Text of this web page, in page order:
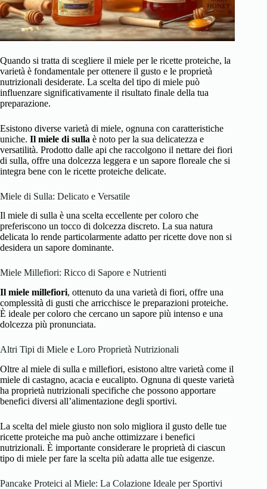
Quando si tratta di scegliere il miele per le ricette proteiche, la
varietà è fondamentale per ottenere il gusto e le proprietà
nutrizionali desiderate. La scelta del tipo di miele può
influenzare significativamente il risultato finale della tua
preparazione.
Esistono diverse varietà di miele, ognuna con caratteristiche
uniche. Il miele di sulla è noto per la sua delicatezza e
versatilità. Prodotto dalle api che raccolgono il nettare dei fiori
di sulla, offre una dolcezza leggera e un sapore floreale che si
integra bene con le ricette proteiche delicate.
Miele di Sulla: Delicato e Versatile
Il miele di sulla è una scelta eccellente per coloro che
preferiscono un tocco di dolcezza discreto. La sua natura
delicata lo rende particolarmente adatto per ricette dove non si
desidera un sapore dominante.
Miele Millefiori: Ricco di Sapore e Nutrienti
Il miele millefiori, ottenuto da una varietà di fiori, offre una
complessità di gusti che arricchisce le preparazioni proteiche.
È ideale per coloro che cercano un sapore più intenso e una
dolcezza più pronunciata.
Altri Tipi di Miele e Loro Proprietà Nutrizionali
Oltre al miele di sulla e millefiori, esistono altre varietà come il
miele di castagno, acacia e eucalipto. Ognuna di queste varietà
ha proprietà nutrizionali specifiche che possono apportare
benefici diversi all’alimentazione degli sportivi.
La scelta del miele giusto non solo migliora il gusto delle tue
ricette proteiche ma può anche ottimizzare i benefici
nutrizionali. È importante considerare le proprietà di ciascun
tipo di miele per fare la scelta più adatta alle tue esigenze.
Pancake Proteici al Miele: La Colazione Ideale per Sportivi